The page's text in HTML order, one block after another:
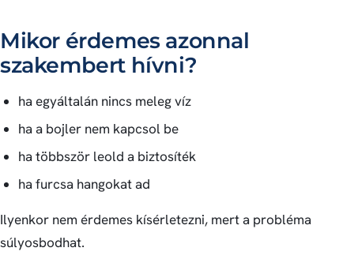
Mikor érdemes azonnal
szakembert hívni?
ha egyáltalán nincs meleg víz
ha a bojler nem kapcsol be
ha többször leold a biztosíték
ha furcsa hangokat ad
Ilyenkor nem érdemes kísérletezni, mert a probléma
súlyosbodhat.